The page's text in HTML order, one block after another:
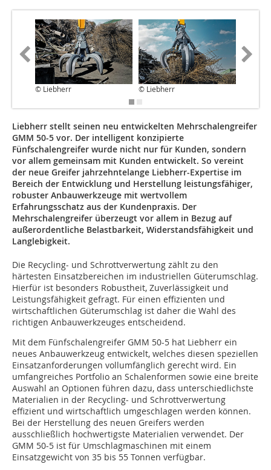
© Liebherr © Liebherr
Liebherr stellt seinen neu entwickelten Mehrschalengreifer
GMM 50-5 vor. Der intelligent konzipierte
Fünfschalengreifer wurde nicht nur für Kunden, sondern
vor allem gemeinsam mit Kunden entwickelt. So vereint
der neue Greifer jahrzehntelange Liebherr-Expertise im
Bereich der Entwicklung und Herstellung leistungsfähiger,
robuster Anbauwerkzeuge mit wertvollem
Erfahrungsschatz aus der Kundenpraxis. Der
Mehrschalengreifer überzeugt vor allem in Bezug auf
außerordentliche Belastbarkeit, Widerstandsfähigkeit und
Langlebigkeit.
Die Recycling- und Schrottverwertung zählt zu den
härtesten Einsatzbereichen im industriellen Güterumschlag.
Hierfür ist besonders Robustheit, Zuverlässigkeit und
Leistungsfähigkeit gefragt. Für einen effizienten und
wirtschaftlichen Güterumschlag ist daher die Wahl des
richtigen Anbauwerkzeuges entscheidend.
Mit dem Fünfschalengreifer GMM 50-5 hat Liebherr ein
neues Anbauwerkzeug entwickelt, welches diesen speziellen
Einsatzanforderungen vollumfänglich gerecht wird. Ein
umfangreiches Portfolio an Schalenformen sowie eine breite
Auswahl an Optionen führen dazu, dass unterschiedlichste
Materialien in der Recycling- und Schrottverwertung
effizient und wirtschaftlich umgeschlagen werden können.
Bei der Herstellung des neuen Greifers werden
ausschließlich hochwertigste Materialien verwendet. Der
GMM 50-5 ist für Umschlagmaschinen mit einem
Einsatzgewicht von 35 bis 55 Tonnen verfügbar.